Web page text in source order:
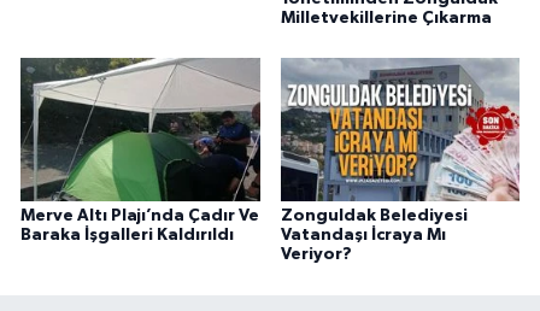
Milletvekillerine Çıkarma
Merve Altı Plajı’nda Çadır Ve
Baraka İşgalleri Kaldırıldı
Zonguldak Belediyesi
Vatandaşı İcraya Mı
Veriyor?